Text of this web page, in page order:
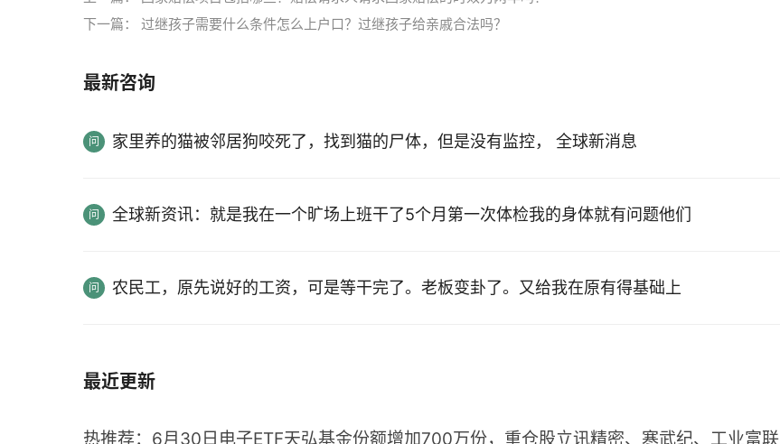
下一篇： 过继孩子需要什么条件怎么上户口？过继孩子给亲戚合法吗？
最新咨询
家里养的猫被邻居狗咬死了，找到猫的尸体，但是没有监控， 全球新消息
全球新资讯：就是我在一个旷场上班干了5个月第一次体检我的身体就有问题他们
农民工，原先说好的工资，可是等干完了。老板变卦了。又给我在原有得基础上
最近更新
热推荐：6月30日电子ETF天弘基金份额增加700万份，重仓股立讯精密、寒武纪、工业富联